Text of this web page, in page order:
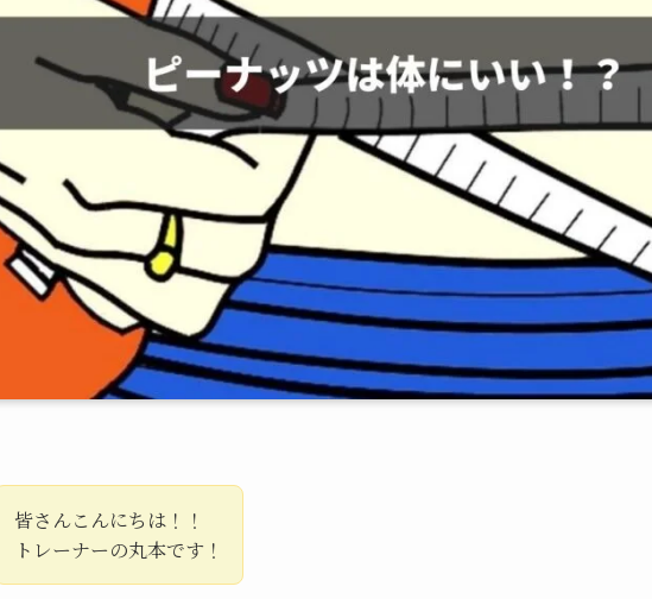
皆さんこんにちは！！
トレーナーの丸本です！